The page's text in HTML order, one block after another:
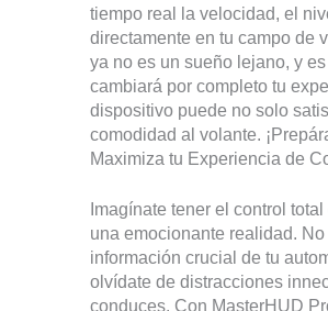
tiempo real la velocidad, el
directamente en tu campo de
ya no es un sueño lejano, y
cambiará por completo tu
dispositivo puede no solo
comodidad al volante.
Maximiza tu Experiencia de
Imagínate tener el control
una emocionante realidad.
información crucial de tu
olvídate de distracciones
conduces. Con MasterHUD